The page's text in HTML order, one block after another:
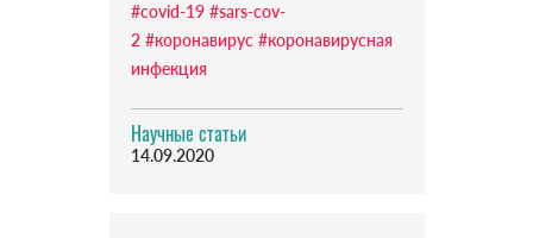
#covid-19 #sars-cov-
2 #коронавирус #коронавирусная
инфекция
Научные статьи
14.09.2020